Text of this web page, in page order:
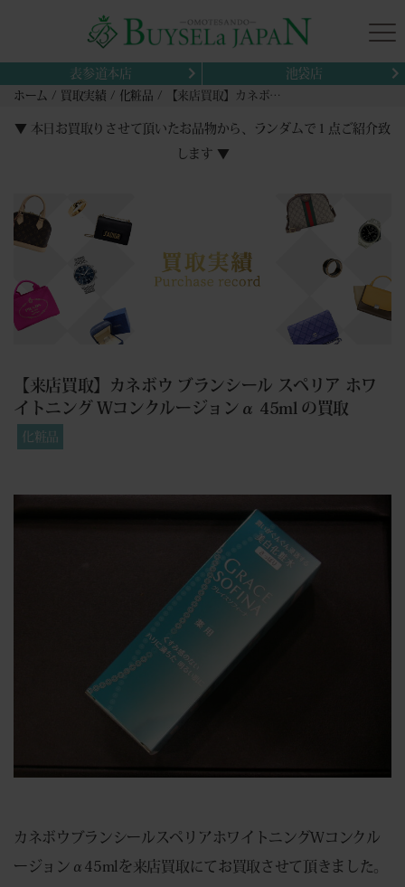
表参道本店 池袋店
ホーム 買取実績 化粧品 【来店買取】カネボウ ブランシール スペリア ホワイトニング Wコンクルージョンα 45ml の買取
▼ 本日お買取りさせて頂いたお品物から、ランダムで１点ご紹介致
します ▼
【来店買取】カネボウ ブランシール スペリア ホワ
イトニング Wコンクルージョンα 45ml の買取
化粧品
カネボウブランシールスペリアホワイトニングWコンクル
ージョンα45mlを来店買取にてお買取させて頂きました。